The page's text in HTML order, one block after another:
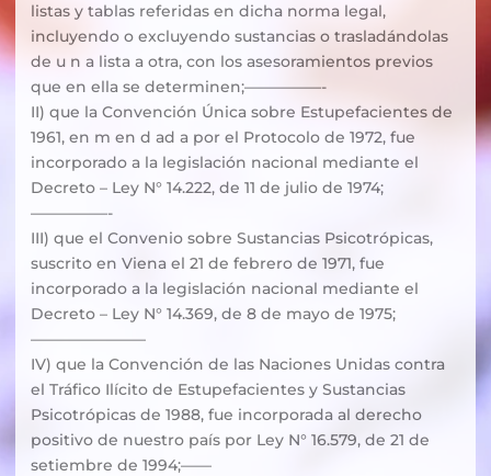
listas y tablas referidas en dicha norma legal,
incluyendo o excluyendo sustancias o trasladándolas
de u n a lista a otra, con los asesoramientos previos
que en ella se determinen;—————-
II) que la Convención Única sobre Estupefacientes de
1961, en m en d ad a por el Protocolo de 1972, fue
incorporado a la legislación nacional mediante el
Decreto – Ley N° 14.222, de 11 de julio de 1974;
—————-
III) que el Convenio sobre Sustancias Psicotrópicas,
suscrito en Viena el 21 de febrero de 1971, fue
incorporado a la legislación nacional mediante el
Decreto – Ley N° 14.369, de 8 de mayo de 1975;
———————–
IV) que la Convención de las Naciones Unidas contra
el Tráfico Ilícito de Estupefacientes y Sustancias
Psicotrópicas de 1988, fue incorporada al derecho
positivo de nuestro país por Ley N° 16.579, de 21 de
setiembre de 1994;——